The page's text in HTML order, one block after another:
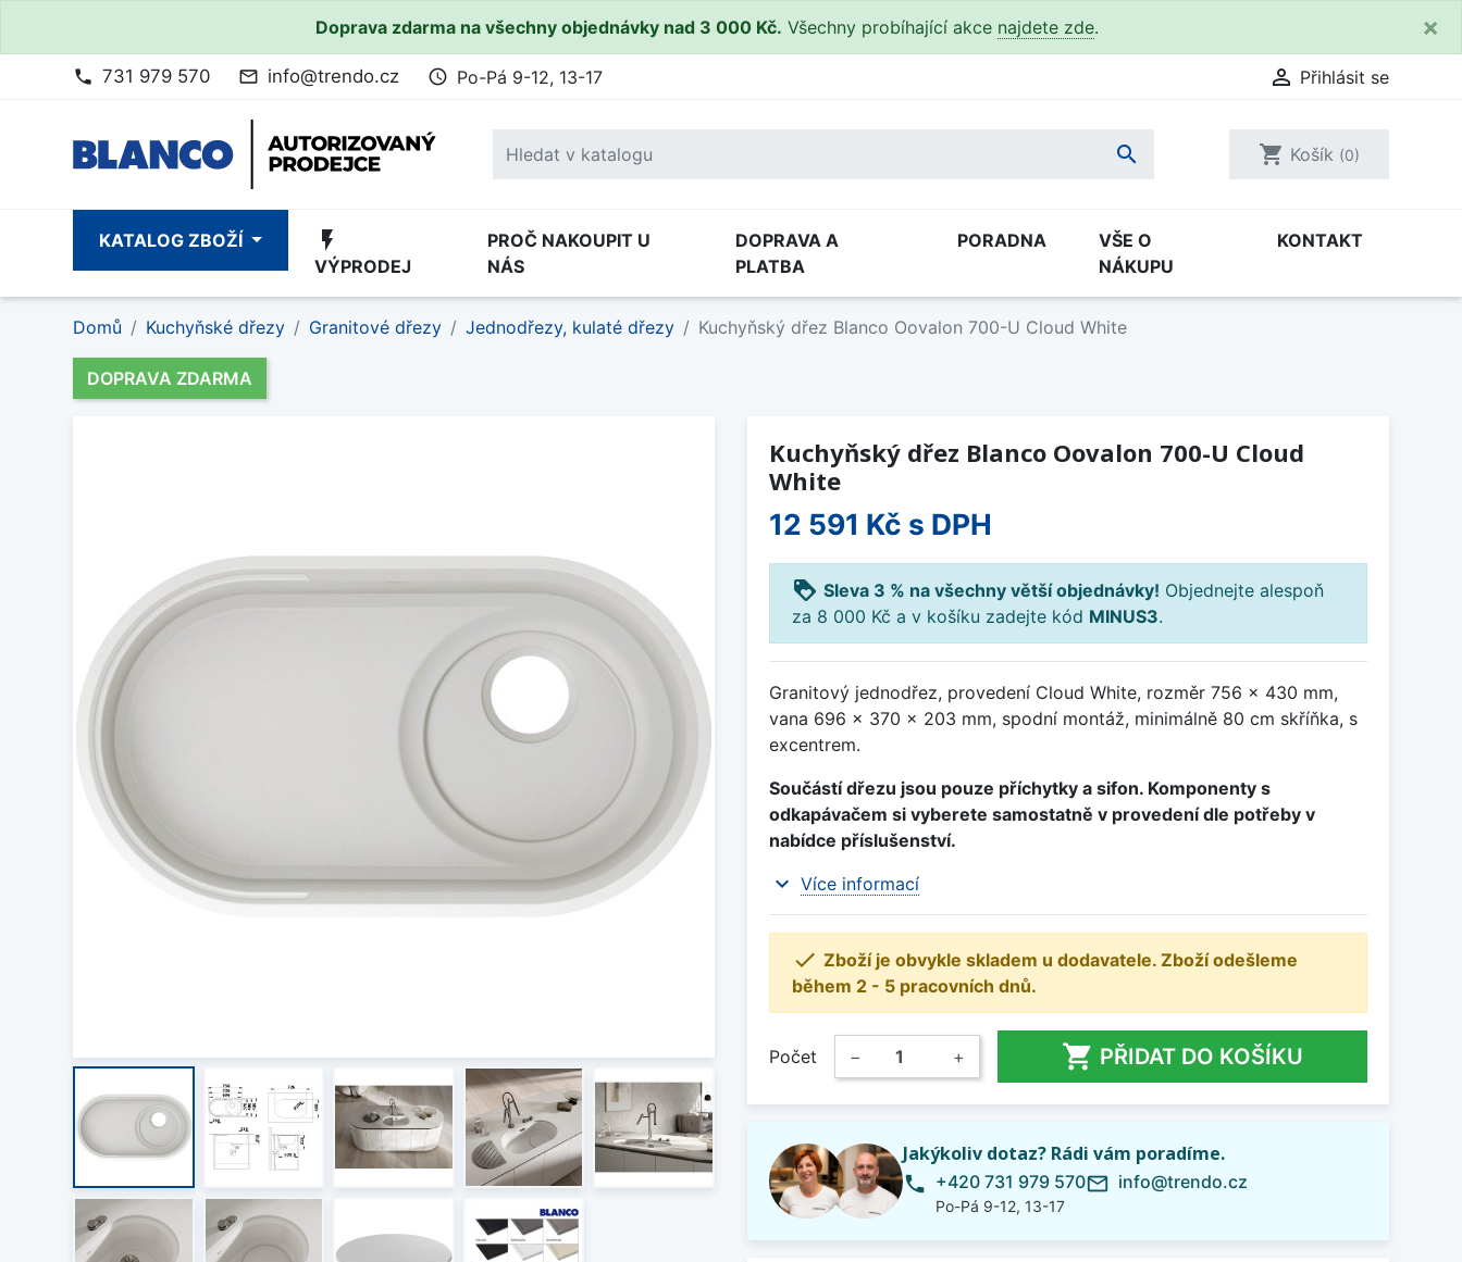
Doprava zdarma na všechny objednávky nad 3 000 Kč. Všechny probíhající akce najdete zde. ×
phone 731 979 570 mail_outline info@trendo.cz access_time Po-Pá 9-12, 13-17  Přihlásit se
 shopping_cart Košík (0)
KATALOG ZBOŽÍ flash_on
VÝPRODEJ
PROČ NAKOUPIT U
NÁS
DOPRAVA A
PLATBA
PORADNA
VŠE O
NÁKUPU
KONTAKT
Domů Kuchyňské dřezy Granitové dřezy Jednodřezy, kulaté dřezy Kuchyňský dřez Blanco Oovalon 700-U Cloud White
DOPRAVA ZDARMA
Kuchyňský dřez Blanco Oovalon 700-U Cloud
White
12 591 Kč s DPH
loyalty Sleva 3 % na všechny větší objednávky! Objednejte alespoň
za 8 000 Kč a v košíku zadejte kód MINUS3.
Granitový jednodřez, provedení Cloud White, rozměr 756 x 430 mm,
vana 696 x 370 x 203 mm, spodní montáž, minimálně 80 cm skříňka, s
excentrem.
Součástí dřezu jsou pouze příchytky a sifon. Komponenty s
odkapávačem si vyberete samostatně v provedení dle potřeby v
nabídce příslušenství.
expand_more Více informací
 Zboží je obvykle skladem u dodavatele. Zboží odešleme
během 2 - 5 pracovních dnů.
Počet − +  PŘIDAT DO KOŠÍKU
Jakýkoliv dotaz? Rádi vám poradíme.
phone +420 731 979 570
Po-Pá 9-12, 13-17
mail_outline info@trendo.cz